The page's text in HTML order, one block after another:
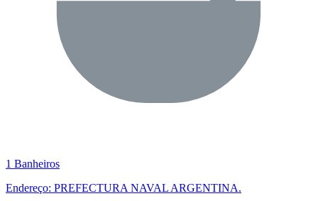
1 Banheiros
Endereço: PREFECTURA NAVAL ARGENTINA.